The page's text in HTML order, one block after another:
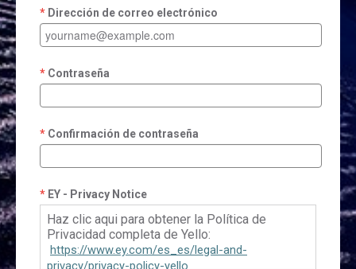
Dirección de correo electrónico
Contraseña
Confirmación de contraseña
EY - Privacy Notice
Haz clic aqui para obtener la Política de
Privacidad completa de Yello:
https://www.ey.com/es_es/legal-and-
privacy/privacy-policy-yello